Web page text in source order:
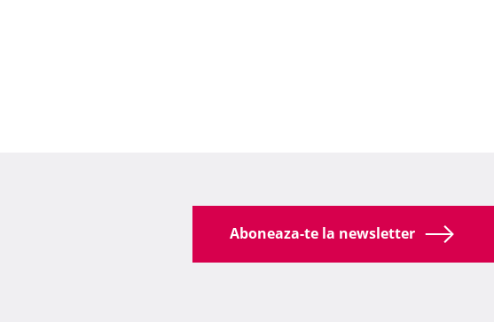
Aboneaza-te la newsletter